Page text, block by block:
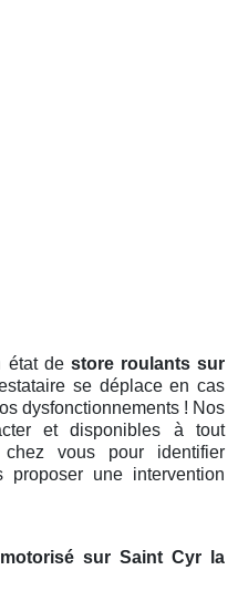
état de store roulants sur
se déplace en cas
dysfonctionnements ! Nos
et disponibles à tout
vous pour identifier
proposer une intervention
sur Saint Cyr la